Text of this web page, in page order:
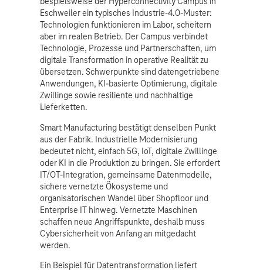
Eschweiler ein typisches Industrie-4.0-Muster:
Technologien funktionieren im Labor, scheitern
aber im realen Betrieb. Der Campus verbindet
Technologie, Prozesse und Partnerschaften, um
digitale Transformation in operative Realität zu
übersetzen. Schwerpunkte sind datengetriebene
Anwendungen, KI-basierte Optimierung, digitale
Zwillinge sowie resiliente und nachhaltige
Lieferketten.
Smart Manufacturing bestätigt denselben Punkt
aus der Fabrik. Industrielle Modernisierung
bedeutet nicht, einfach 5G, IoT, digitale Zwillinge
oder KI in die Produktion zu bringen. Sie erfordert
IT/OT-Integration, gemeinsame Datenmodelle,
sichere vernetzte Ökosysteme und
organisatorischen Wandel über Shopfloor und
Enterprise IT hinweg. Vernetzte Maschinen
schaffen neue Angriffspunkte, deshalb muss
Cybersicherheit von Anfang an mitgedacht
werden.
Ein Beispiel für Datentransformation liefert